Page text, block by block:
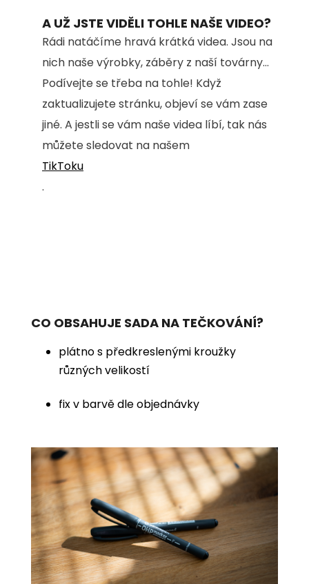
A UŽ JSTE VIDĚLI TOHLE NAŠE VIDEO?
Rádi natáčíme hravá krátká videa. Jsou na
nich naše výrobky, záběry z naší továrny...
Podívejte se třeba na tohle! Když
zaktualizujete stránku, objeví se vám zase
jiné. A jestli se vám naše videa líbí, tak nás
můžete sledovat na našem
TikToku
.
CO OBSAHUJE SADA NA TEČKOVÁNÍ?
plátno s předkreslenými kroužky
různých velikostí
fix v barvě dle objednávky